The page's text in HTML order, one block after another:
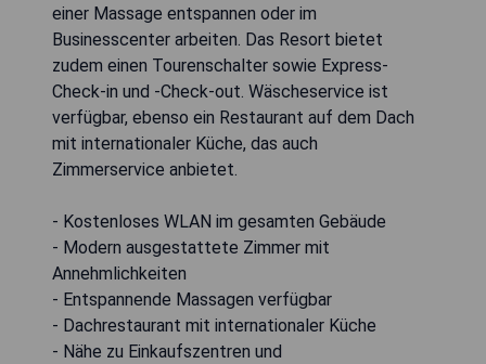
einer Massage entspannen oder im
Businesscenter arbeiten. Das Resort bietet
zudem einen Tourenschalter sowie Express-
Check-in und -Check-out. Wäscheservice ist
verfügbar, ebenso ein Restaurant auf dem Dach
mit internationaler Küche, das auch
Zimmerservice anbietet.
- Kostenloses WLAN im gesamten Gebäude
- Modern ausgestattete Zimmer mit
Annehmlichkeiten
- Entspannende Massagen verfügbar
- Dachrestaurant mit internationaler Küche
- Nähe zu Einkaufszentren und